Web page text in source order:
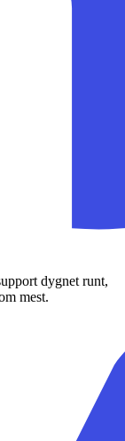
dygnet runt,
mest.